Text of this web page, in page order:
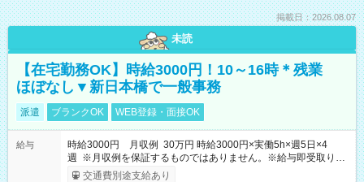
掲載日：2026.08.07
未読
【在宅勤務OK】時給3000円！10～16時＊残業
ほぼなし▼新日本橋で一般事務
派遣 ブランクOK WEB登録・面接OK
給与
時給3000円 月収例 30万円 時給3000円×実働5h×週5日×4
週 ※月収例を保証するものではありません。※給与即受取りサ
ービス利用可（利用条件有）
交通費別途支給あり